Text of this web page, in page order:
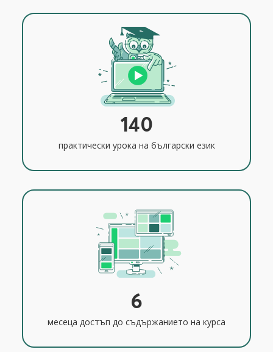
140
практически урока на български език
6
месеца достъп до съдържанието на курса